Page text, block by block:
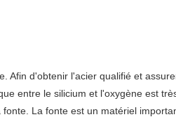
Afin d'obtenir l'acier qualifié et
entre le silicium et l'oxygène est
La fonte est un matériel